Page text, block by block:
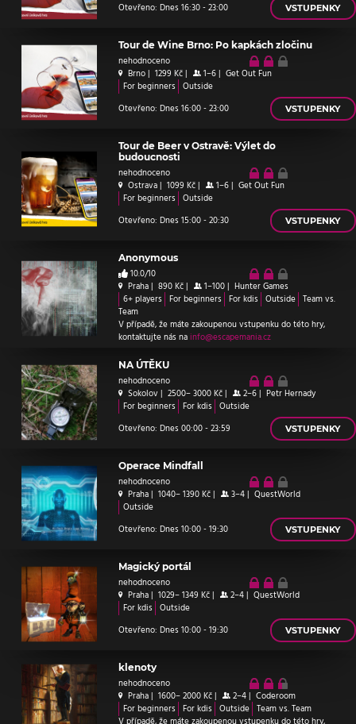
Otevřeno: Dnes 16:30 - 23:00
VSTUPENKY
Tour de Wine Brno: Po kapkách zločinu
nehodnoceno
Brno| 1299 Kč| 1–6| Get Out Fun
For beginners Outside
Otevřeno: Dnes 16:00 - 23:00
VSTUPENKY
Tour de Beer v Ostravě: Výlet do
budoucnosti
nehodnoceno
Ostrava| 1099 Kč| 1–6| Get Out Fun
For beginners Outside
Otevřeno: Dnes 15:00 - 20:30
VSTUPENKY
Anonymous
10.0/10
Praha| 890 Kč| 1–100| Hunter Games
6+ players For beginners For kdis Outside Team vs.
Team
V případě, že máte zakoupenou vstupenku do této hry,
kontaktujte nás nainfo@escapemania.cz
NA ÚTĚKU
nehodnoceno
Sokolov| 2500– 3000 Kč| 2–6| Petr Hernady
For beginners For kdis Outside
Otevřeno: Dnes 00:00 - 23:59
VSTUPENKY
Operace Mindfall
nehodnoceno
Praha| 1040– 1390 Kč| 3–4| QuestWorld
Outside
Otevřeno: Dnes 10:00 - 19:30
VSTUPENKY
Magický portál
nehodnoceno
Praha| 1029– 1349 Kč| 2–4| QuestWorld
For kdis Outside
Otevřeno: Dnes 10:00 - 19:30
VSTUPENKY
klenoty
nehodnoceno
Praha| 1600– 2000 Kč| 2–4| Coderoom
For beginners For kdis Outside Team vs. Team